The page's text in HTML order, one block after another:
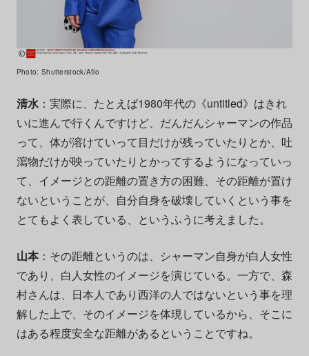
Photo: Shutterstock/Aflo
清水：実際に、たとえば1980年代の《untitled》はきれ
いに進んで行くんですけど、だんだんシャーマンの作品
って、体が溶けていって目だけが残っていたりとか、吐
瀉物だけが映っていたりとかってするようになっていっ
て、イメージとの距離の置き方の困難、その距離が置け
ないということが、自分自身を破壊していくという事を
とてもよく表している、というふうに考えました。
山本：その距離というのは、シャーマン自身が白人女性
であり、白人女性のイメージを演じている。一方で、森
村さんは、日本人であり西洋の人ではないという事を理
解した上で、そのイメージを体現しているから、そこに
はある程度安全な距離があるということですね。